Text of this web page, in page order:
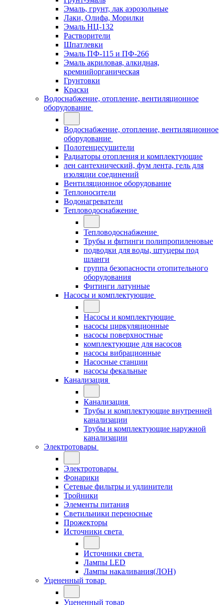
Эмаль, грунт, лак аэрозольные
Лаки, Олифа, Морилки
Эмаль НЦ-132
Растворители
Шпатлевки
Эмаль ПФ-115 и ПФ-266
Эмаль акриловая, алкидная,
кремнийорганическая
Грунтовки
Краски
Водоснабжение, отопление, вентиляционное
оборудование
Водоснабжение, отопление, вентиляционное
оборудование
Полотенцесушители
Радиаторы отопления и комплектующие
лен сантехнический, фум лента, гель для
изоляции соединений
Вентиляционное оборудование
Теплоносители
Водонагреватели
Тепловодоснабжение
Тепловодоснабжение
Трубы и фитинги полипропиленовые
подводки для воды, штуцеры под
шланги
группа безопасности отопительного
оборудования
Фитинги латунные
Насосы и комплектующие
Насосы и комплектующие
насосы циркуляционные
насосы поверхностные
комплектующие для насосов
насосы вибрационные
Насосные станции
насосы фекальные
Канализация
Канализация
Трубы и комплектующие внутренней
канализации
Трубы и комплектующие наружной
канализации
Электротовары
Электротовары
Фонарики
Сетевые фильтры и удлинители
Тройники
Элементы питания
Светильники переносные
Прожекторы
Источники света
Источники света
Лампы LED
Лампы накаливания(ЛОН)
Уцененный товар
Уцененный товар